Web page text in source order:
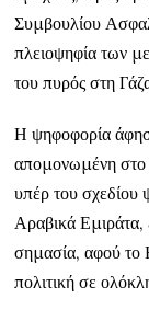
Συμβουλίου
πλειοψηφία των
του πυρός στη
Η ψηφοφορία
απομονωμένη στο
υπέρ του
Αραβικά Εμιράτα,
σημασία, αφού το
πολιτική σε